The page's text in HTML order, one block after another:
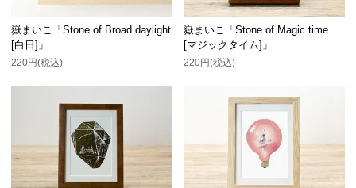
嶽まいこ「Stone of Broad daylight
[白日]」
220円(税込)
嶽まいこ「Stone of Magic time
[マジックタイム]」
220円(税込)